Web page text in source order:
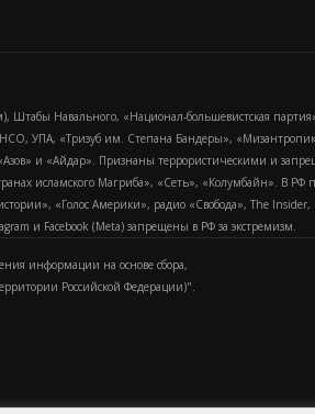
Навального, «Национал-большевистская
УПА, «Тризуб им. Степана Бандеры»,
«Азов» и «Айдар». Признаны террористическими и
исламского Магриба», «Сеть», «Колумбайн». В РФ
«Голос Америки», радио «Свобода», The
и Facebook (Metа) запрещены в РФ за экстремизм.
информации на основе сбора,
Российской Федерации)".